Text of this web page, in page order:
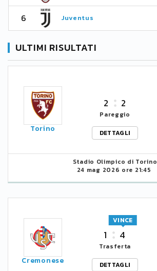
6 Juventus
ULTIMI RISULTATI
Torino
2 2
Pareggio
DETTAGLI
Stadio Olimpico di Torino
24 mag 2026 ore 21:45
Cremonese
1 4
VINCE
Trasferta
DETTAGLI